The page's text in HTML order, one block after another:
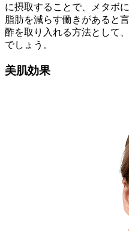
に摂取することで、メタボ
脂肪を減らす働きがあると
酢を取り入れる方法として
でしょう。
美肌効果